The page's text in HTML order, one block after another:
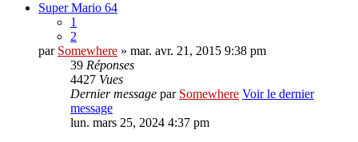
Super Mario 64
1
2
par Somewhere » mar. avr. 21, 2015 9:38 pm
39 Réponses
4427 Vues
Dernier message par Somewhere Voir le dernier
message
lun. mars 25, 2024 4:37 pm